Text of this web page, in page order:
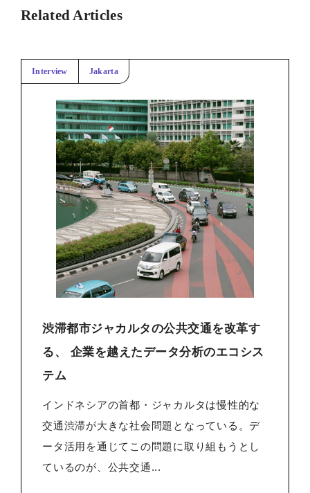
Related Articles
Interview Jakarta
渋滞都市ジャカルタの公共交通を改革す
る、 企業を越えたデータ分析のエコシス
テム
インドネシアの首都・ジャカルタは慢性的な
交通渋滞が大きな社会問題となっている。デ
ータ活用を通じてこの問題に取り組もうとし
ているのが、公共交通...